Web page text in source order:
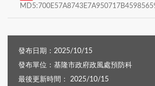
發布日期：2025/10/15
發布單位：基隆市政府政風處預防科
最後更新時間： 2025/10/15